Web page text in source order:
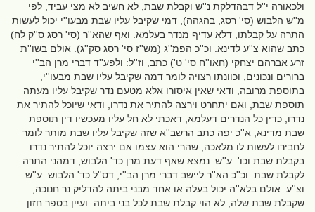
ולכאורה י''ל דבהדלקת נ''ש וקבלת שבת, לא חשיב לא מצי עביד, לפי
מ''ש הלבוש (סי' רסג, בהגהה), דמי שקיבל עליו שבת מבעו''י יכול לעשות
התרה על קבלתו, דלא עדיף מנדר בעלמא. ואף שהא''ר (סי' רסג ס''ק לח)
כתב שהוא צ''ע לדינא. וכ''כ הפמ''ג (מש''ז סי' רסג סק''ג). אולם בשו''ת
זרע אברהם יצחקי (חאו''ח סי' ט') כתב, וז''ל: ולפע''ד דברי מרן הב''י
ברורים ונכונים, וכוונתו רצויה לומר דמה שקיבל עליו שבת מבעו''י,
בתוספת מרובה, ודאי שאין איסורו אלא מטעם נדר שקיבל עליו מעתה
תוספת שבת, ואם יתחרט וירצה להתיר את נדרו, ודאי שיוכל להתיר את
נדרו, כדין כל הנדרים דעלמא, דאכתי לא חל עליו מעכשיו דין תוספת
שבת מדינא, א''כ יפה כתב הרשב''א שזה שקיבל עליו שבת מותר לומר
לחבירו לעשות לו מלאכה, שהרי הוא עצמו אם ירצה יוכל להתיר נדרו
בקבלת שבת וכו'. ע''ש. נמצא שאף דעת מרן כד' הלבוש, דמהני התרה
לקבלת שבת. וכ''כ הא''ר ליישב דברי מרן הב''י, דס''ל כד' הלבוש. ע''ש.
וצ''ע. אולם בלא''ה יכול בעלה או אחד מבני ביתה להדליק נר חנוכה,
שקבלת שבת שלה, לא הוי קבלת שבת לכל בני ביתה. ועיין בספר חזון